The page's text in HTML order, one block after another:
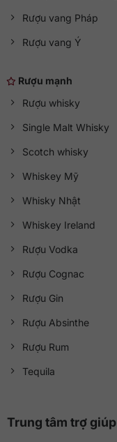
Rượu vang Pháp
Rượu vang Ý
Rượu mạnh
Rượu whisky
Single Malt Whisky
Scotch whisky
Whiskey Mỹ
Whisky Nhật
Whiskey Ireland
Rượu Vodka
Rượu Cognac
Rượu Gin
Rượu Absinthe
Rượu Rum
Tequila
Trung tâm trợ giúp